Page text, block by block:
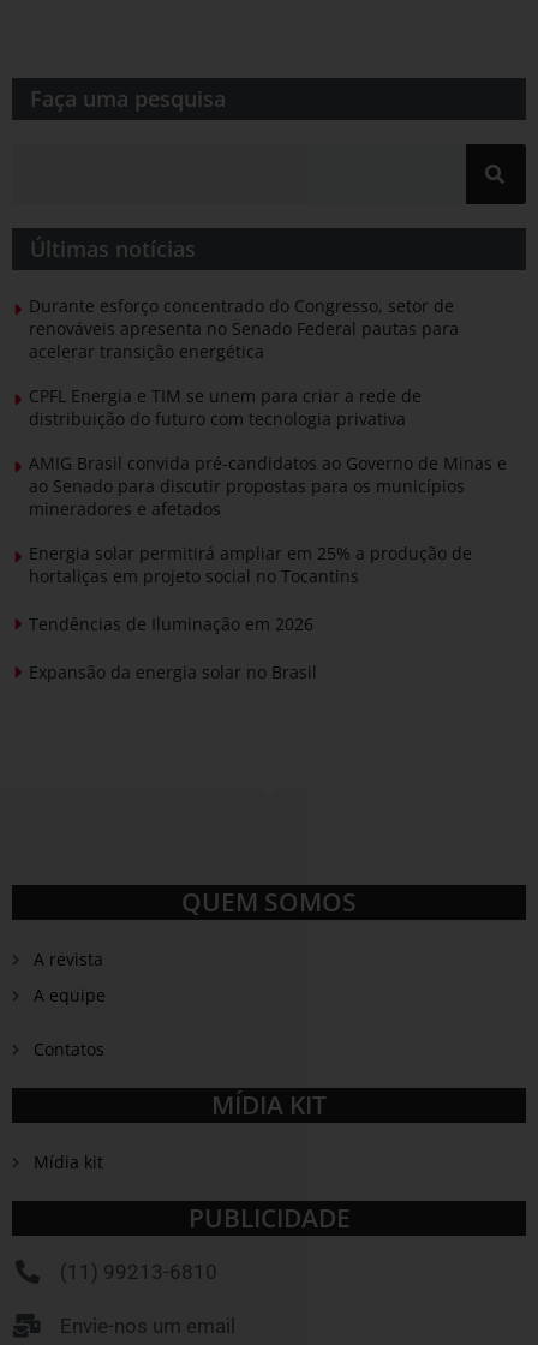
Faça uma pesquisa​​
Últimas notícias
Durante esforço concentrado do Congresso, setor de
renováveis apresenta no Senado Federal pautas para
acelerar transição energética
CPFL Energia e TIM se unem para criar a rede de
distribuição do futuro com tecnologia privativa
AMIG Brasil convida pré-candidatos ao Governo de Minas e
ao Senado para discutir propostas para os municípios
mineradores e afetados
Energia solar permitirá ampliar em 25% a produção de
hortaliças em projeto social no Tocantins
Tendências de Iluminação em 2026
Expansão da energia solar no Brasil
QUEM SOMOS
A revista
A equipe
Contatos
MÍDIA KIT
Mídia kit
PUBLICIDADE
(11) 99213-6810
Envie-nos um email